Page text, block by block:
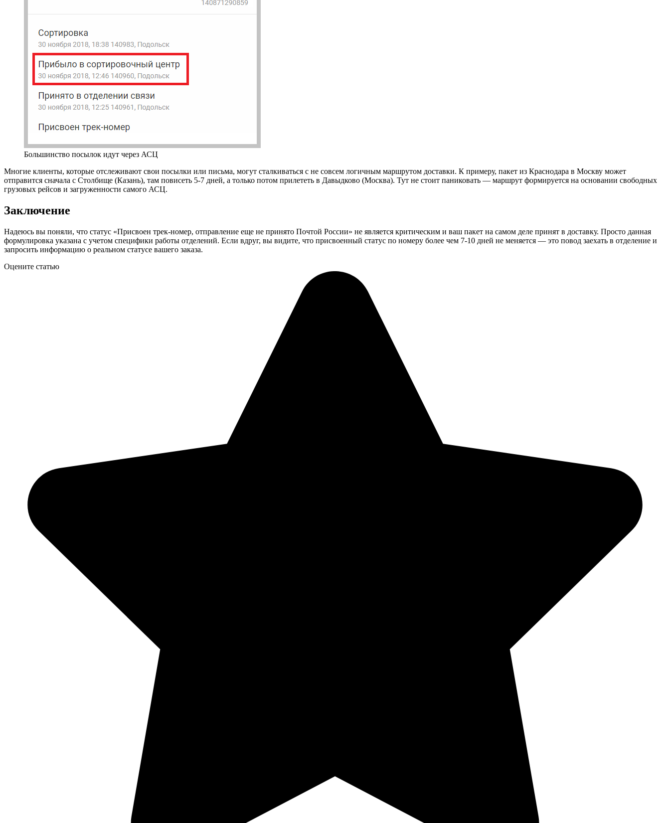
Большинство посылок идут через АСЦ
Многие клиенты, которые отслеживают свои посылки или письма, могут сталкиваться с не совсем логичным маршрутом доставки. К примеру, пакет из Краснодара в Москву может
отправится сначала с Столбище (Казань), там повисеть 5-7 дней, а только потом прилететь в Давыдково (Москва). Тут не стоит паниковать — маршрут формируется на основании свободных
грузовых рейсов и загруженности самого АСЦ.
Заключение
Надеюсь вы поняли, что статус «Присвоен трек-номер, отправление еще не принято Почтой России» не является критическим и ваш пакет на самом деле принят в доставку. Просто данная
формулировка указана с учетом специфики работы отделений. Если вдруг, вы видите, что присвоенный статус по номеру более чем 7-10 дней не меняется — это повод заехать в отделение и
запросить информацию о реальном статусе вашего заказа.
Оцените статью